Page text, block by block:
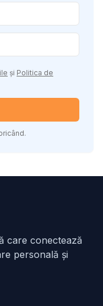
și Politica de
care conectează
personală și